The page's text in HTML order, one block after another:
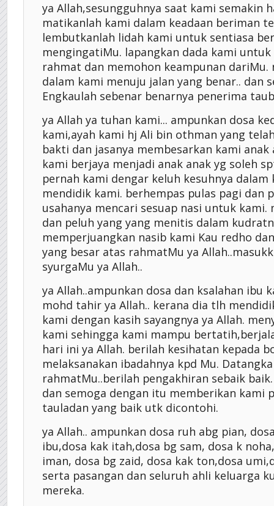
ya Allah,sesungguhnya saat kami semakin
matikanlah kami dalam keadaan beriman
lembutkanlah lidah kami untuk sentiasa
mengingatiMu. lapangkan dada kami
rahmat dan memohon keampunan dariMu.
dalam kami menuju jalan yang benar.. dan
Engkaulah sebenar benarnya penerima
ya Allah ya tuhan kami... ampunkan dosa
kami,ayah kami hj Ali bin othman yang
bakti dan jasanya membesarkan kami anak
kami berjaya menjadi anak anak yg soleh
pernah kami dengar keluh kesuhnya dalam
mendidik kami. berhempas pulas pagi dan
usahanya mencari sesuap nasi untuk kami.
dan peluh yang yang menitis dalam
memperjuangkan nasib kami Kau redho
yang besar atas rahmatMu ya
syurgaMu ya Allah..
ya Allah..ampunkan dosa dan ksalahan ibu
mohd tahir ya Allah.. kerana dia tlh
kami dengan kasih sayangnya ya Allah.
kami sehingga kami mampu
hari ini ya Allah. berilah kesihatan kepada
melaksanakan ibadahnya kpd Mu.
rahmatMu..berilah pengakhiran sebaik
dan semoga dengan itu memberikan kami
tauladan yang baik utk dicontohi.
ya Allah.. ampunkan dosa ruh abg pian,
ibu,dosa kak itah,dosa bg sam, dosa k
iman, dosa bg zaid, dosa kak ton,dosa
serta pasangan dan seluruh ahli keluarga
mereka.